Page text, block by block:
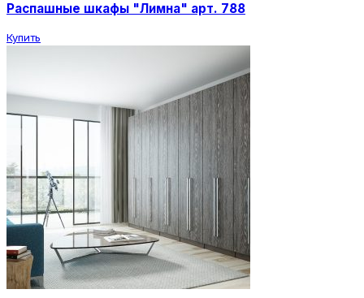
Распашные шкафы "Лимна" арт. 788
Купить